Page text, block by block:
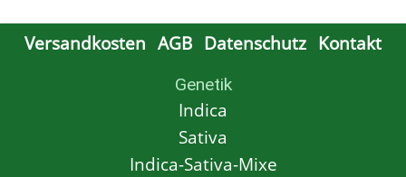
Versandkosten AGB Datenschutz Kontakt
Genetik
Indica
Sativa
Indica-Sativa-Mixe